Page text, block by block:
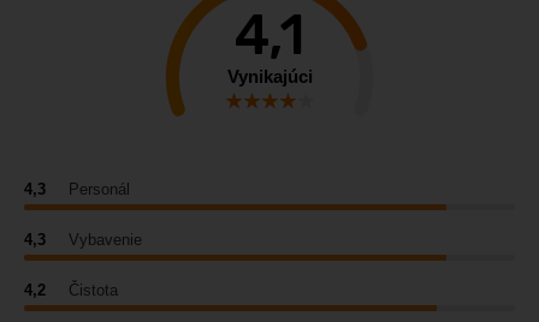
4,1
Vynikajúci
4,3 Personál
4,3 Vybavenie
4,2 Čistota